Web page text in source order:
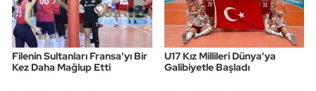
Filenin Sultanları Fransa'yı Bir
Kez Daha Mağlup Etti
U17 Kız Millileri Dünya'ya
Galibiyetle Başladı
Wushu Kungfu
Yelken